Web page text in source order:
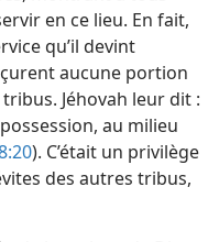
en ce lieu. En fait,
qu’il devint
aucune portion
Jéhovah leur dit :
au milieu
). C’était un privilège
des autres tribus,